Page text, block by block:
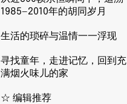
公
公
1985—2010年的胡同岁月
生活的琐碎与温情一一浮现
寻找童年，走进记忆，回到充
满烟火味儿的家
☆ 编辑推荐